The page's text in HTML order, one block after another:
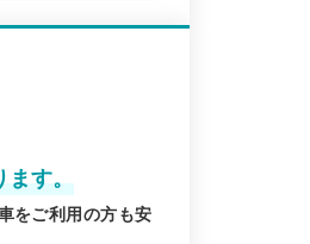
ます。
をご利用の方も安